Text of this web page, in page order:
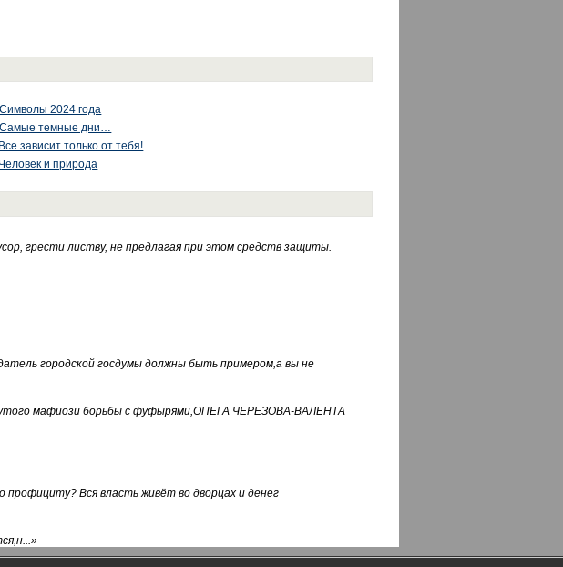
Символы 2024 года
Самые темные дни…
Все зависит только от тебя!
Человек и природа
грести листву, не предлагая при этом средств защиты.
городской госдумы должны быть примером,а вы не
мафиози борьбы с фуфырями,ОПЕГА ЧЕРЕЗОВА-ВАЛЕНТА
профициту? Вся власть живёт во дворцах и денег
»